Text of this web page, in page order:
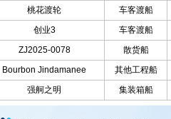
10000T水渣粉 京唐到烟台
10000T石油焦 泉州到烟台
5000T 水泥管桩 珠海到洋浦
5000T石子 漳州--上海 马上装货
寻船：厦门-宁波 装钢材 3500T左右 有实船联系
20000T石子 漳州到大丰
20000T河沙 福州到泰州
桃花渡轮
车客渡船
创业3
车客渡船
ZJ2025-0078
散货船
Bourbon Jindamanee
其他工程船
强舸之明
集装箱船